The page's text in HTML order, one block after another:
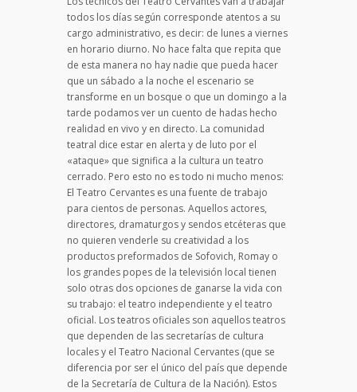
todos los días según corresponde atentos a su
cargo administrativo, es decir: de lunes a viernes
en horario diurno. No hace falta que repita que
de esta manera no hay nadie que pueda hacer
que un sábado a la noche el escenario se
transforme en un bosque o que un domingo a la
tarde podamos ver un cuento de hadas hecho
realidad en vivo y en directo. La comunidad
teatral dice estar en alerta y de luto por el
«ataque» que significa a la cultura un teatro
cerrado. Pero esto no es todo ni mucho menos:
El Teatro Cervantes es una fuente de trabajo
para cientos de personas. Aquellos actores,
directores, dramaturgos y sendos etcéteras que
no quieren venderle su creatividad a los
productos preformados de Sofovich, Romay o
los grandes popes de la televisión local tienen
solo otras dos opciones de ganarse la vida con
su trabajo: el teatro independiente y el teatro
oficial. Los teatros oficiales son aquellos teatros
que dependen de las secretarías de cultura
locales y el Teatro Nacional Cervantes (que se
diferencia por ser el único del país que depende
de la Secretaría de Cultura de la Nación). Estos